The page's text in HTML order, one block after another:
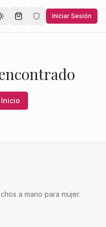
Toggle theme Iniciar Sesión
a mano para mujer.